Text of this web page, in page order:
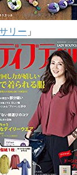
リー 」